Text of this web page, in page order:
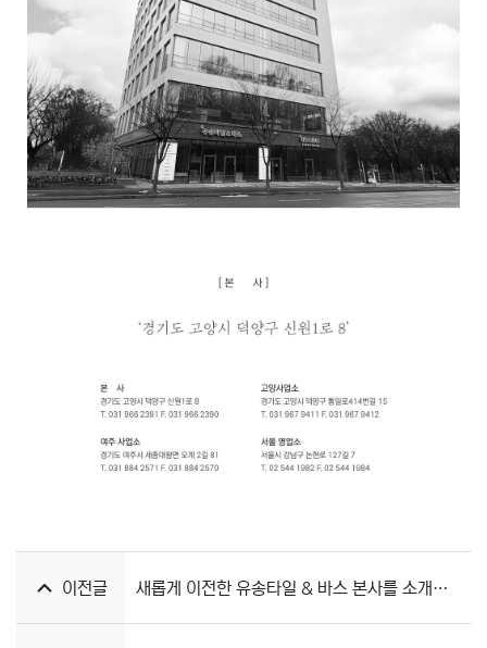
이전글 새롭게 이전한 유송타일 & 바스 본사를 소개합니다